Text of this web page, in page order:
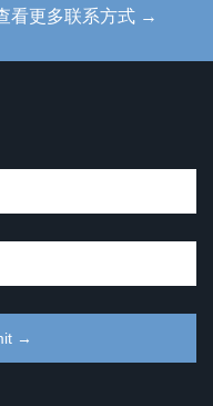
看更多联系方式 →